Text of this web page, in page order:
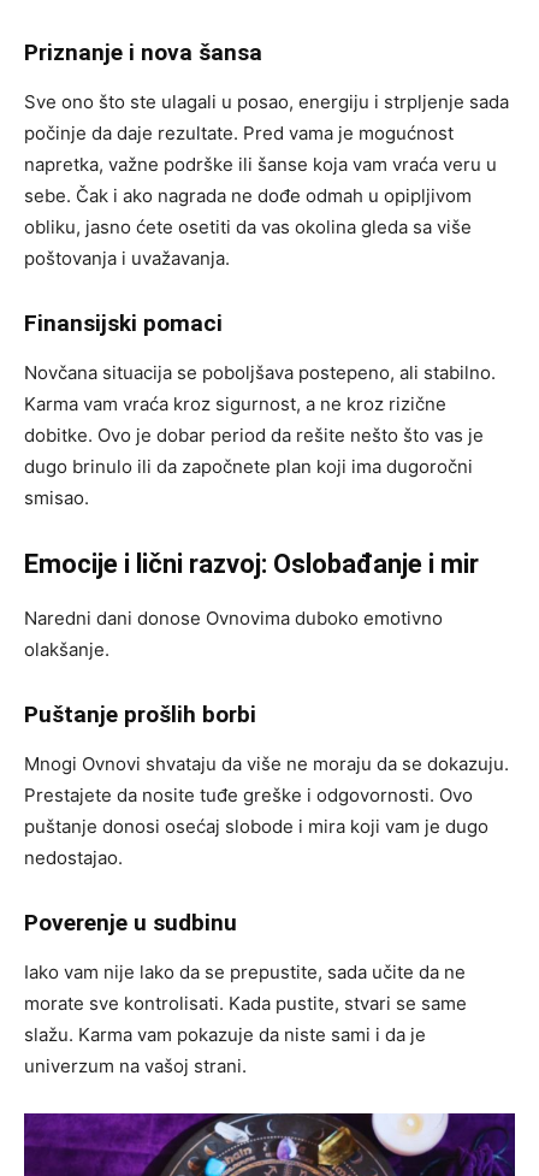
Priznanje i nova šansa
Sve ono što ste ulagali u posao, energiju i strpljenje sada
počinje da daje rezultate. Pred vama je mogućnost
napretka, važne podrške ili šanse koja vam vraća veru u
sebe. Čak i ako nagrada ne dođe odmah u opipljivom
obliku, jasno ćete osetiti da vas okolina gleda sa više
poštovanja i uvažavanja.
Finansijski pomaci
Novčana situacija se poboljšava postepeno, ali stabilno.
Karma vam vraća kroz sigurnost, a ne kroz rizične
dobitke. Ovo je dobar period da rešite nešto što vas je
dugo brinulo ili da započnete plan koji ima dugoročni
smisao.
Emocije i lični razvoj: Oslobađanje i mir
Naredni dani donose Ovnovima duboko emotivno
olakšanje.
Puštanje prošlih borbi
Mnogi Ovnovi shvataju da više ne moraju da se dokazuju.
Prestajete da nosite tuđe greške i odgovornosti. Ovo
puštanje donosi osećaj slobode i mira koji vam je dugo
nedostajao.
Poverenje u sudbinu
Iako vam nije lako da se prepustite, sada učite da ne
morate sve kontrolisati. Kada pustite, stvari se same
slažu. Karma vam pokazuje da niste sami i da je
univerzum na vašoj strani.